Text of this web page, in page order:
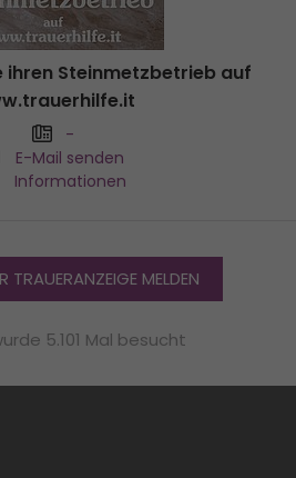
ihren Steinmetzbetrieb auf
-
E-Mail senden
Informationen
TRAUERANZEIGE MELDEN
5.101 Mal besucht